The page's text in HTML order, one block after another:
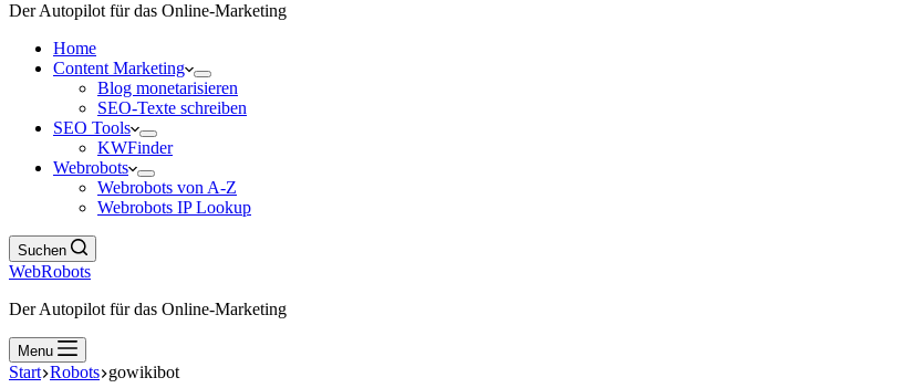
Der Autopilot für das Online-Marketing
Home
Content Marketing
Blog monetarisieren
SEO-Texte schreiben
SEO Tools
KWFinder
Webrobots
Webrobots von A-Z
Webrobots IP Lookup
Suchen
WebRobots
Der Autopilot für das Online-Marketing
Menu
Start Robots gowikibot